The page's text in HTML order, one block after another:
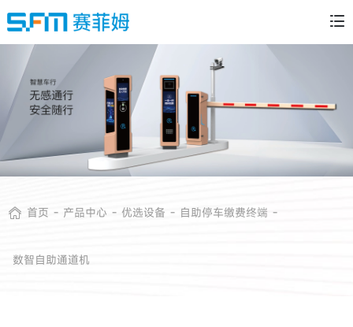
首页 - 产品中心 - 优选设备 - 自助停车缴费终端 -
数智自助通道机